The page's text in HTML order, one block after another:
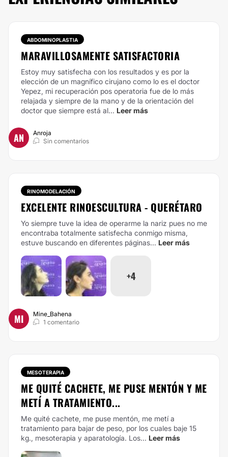
ABDOMINOPLASTIA
MARAVILLOSAMENTE SATISFACTORIA
Estoy muy satisfecha con los resultados y es por la
elección de un magnífico cirujano como lo es el doctor
Yepez, mi recuperación pos operatoria fue de lo más
relajada y siempre de la mano y de la orientación del
doctor que siempre está al... Leer más
AN
Anroja
Sin comentarios
RINOMODELACIÓN
EXCELENTE RINOESCULTURA - QUERÉTARO
Yo siempre tuve la idea de operarme la nariz pues no me
encontraba totalmente satisfecha conmigo misma,
estuve buscando en diferentes páginas... Leer más
+4
MI
Mine_Bahena
1 comentario
MESOTERAPIA
ME QUITÉ CACHETE, ME PUSE MENTÓN Y ME
METÍ A TRATAMIENTO...
Me quité cachete, me puse mentón, me metí a
tratamiento para bajar de peso, por los cuales baje 15
kg., mesoterapia y aparatología. Los... Leer más